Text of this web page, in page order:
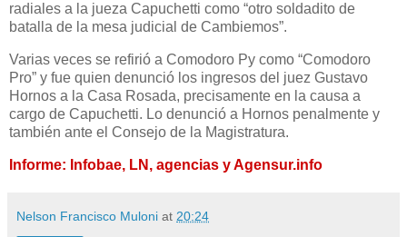
radiales a la jueza Capuchetti como “otro soldadito de
batalla de la mesa judicial de Cambiemos”.
Varias veces se refirió a Comodoro Py como “Comodoro
Pro” y fue quien denunció los ingresos del juez Gustavo
Hornos a la Casa Rosada, precisamente en la causa a
cargo de Capuchetti. Lo denunció a Hornos penalmente y
también ante el Consejo de la Magistratura.
Informe: Infobae, LN, agencias y Agensur.info
Nelson Francisco Muloni at 20:24